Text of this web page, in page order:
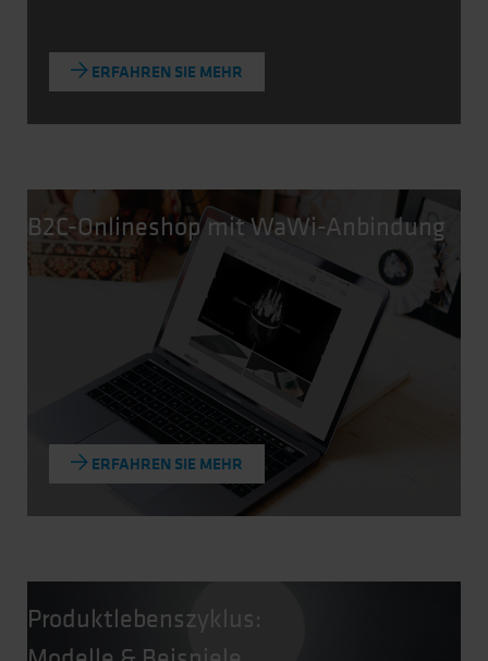
ERFAHREN SIE MEHR
B2C-Onlineshop mit WaWi-Anbindung
ERFAHREN SIE MEHR
Produktlebenszyklus: